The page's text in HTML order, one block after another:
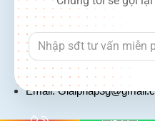
226 Đường Láng, Đống
137 Đường Hòa Hưng,
Minh
Hotline: 1900 2106 - 0386
Email: